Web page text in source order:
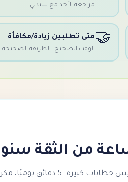
مراجعة الأحد مع سيدتي
🤝متى تطلبين زيادة/مكافأة
الوقت الصحيح، الطريقة الصحيحة
، ليس خطابات كبيرة. 5 دقائق يوميًا،